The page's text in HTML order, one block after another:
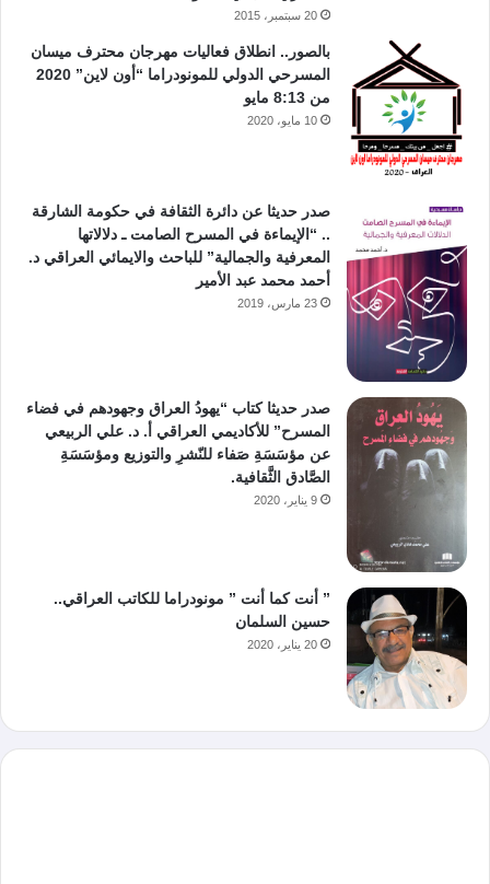
20 سبتمبر، 2015
بالصور.. انطلاق فعاليات مهرجان محترف ميسان
المسرحي الدولي للمونودراما “أون لاين” 2020
من 8:13 مايو
10 مايو، 2020
صدر حديثا عن دائرة الثقافة في حكومة الشارقة
.. “الإيماءة في المسرح الصامت ـ دلالاتها
المعرفية والجمالية” للباحث والايمائي العراقي د.
أحمد محمد عبد الأمير
23 مارس، 2019
صدر حديثا كتاب “يهودُ العراق وجهودهم في فضاء
المسرح” للأكاديمي العراقي أ. د. علي الربيعي
عن مؤسَسَةِ صَفاء للنّشرِ والتوزيع ومؤسَسَةِ
الصَّادق الثَّقافية.
9 يناير، 2020
” أنت كما أنت ” مونودراما للكاتب العراقي..
حسين السلمان
20 يناير، 2020